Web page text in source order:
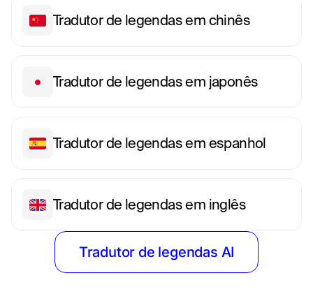
Tradutor de legendas em chinês
Tradutor de legendas em japonês
Tradutor de legendas em espanhol
Tradutor de legendas em inglês
Tradutor de legendas AI